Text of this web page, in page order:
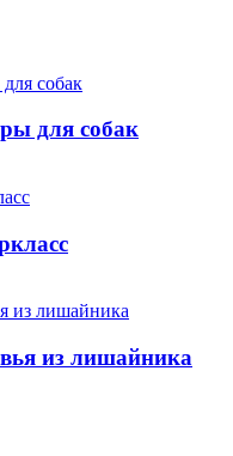
для собак
из лишайника